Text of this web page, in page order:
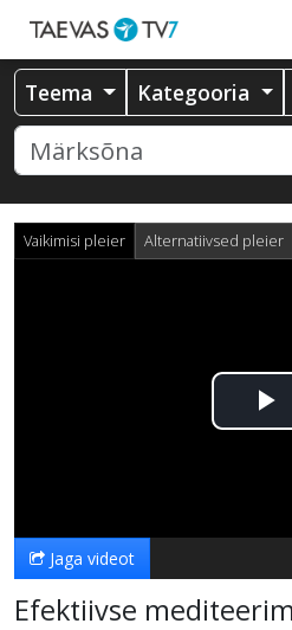
Teema Kategooria
Vaikimisi pleier Alternatiivsed pleier
Jaga videot
Efektiivse